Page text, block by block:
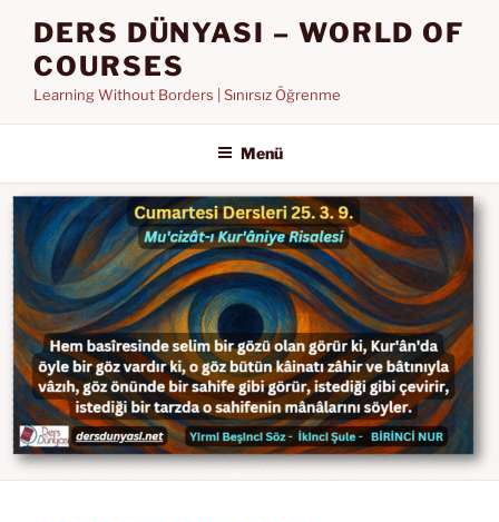
DERS DÜNYASI – WORLD OF
COURSES
Learning Without Borders | Sınırsız Öğrenme
Menü